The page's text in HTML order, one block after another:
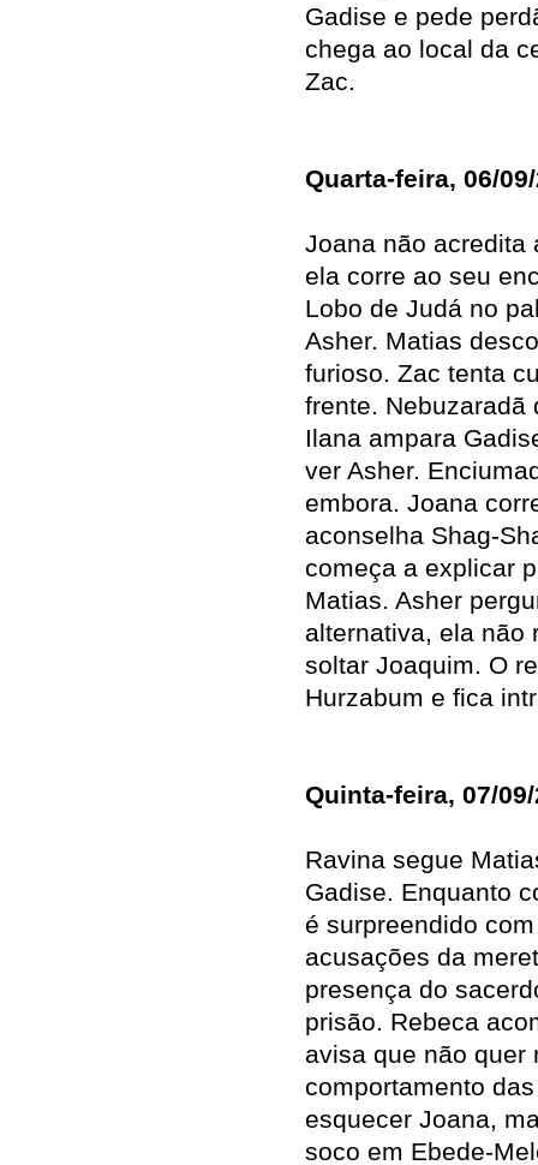
Gadise e pede
chega ao local da
Zac.
Quarta-feira, 06/
Joana não acredita
ela corre ao seu
Lobo de Judá no
Asher. Matias
furioso. Zac tenta
frente. Nebuzaradã
Ilana ampara
ver Asher.
embora. Joana
aconselha Shag-
começa a explicar
Matias. Asher
alternativa, ela não
soltar Joaquim. O
Hurzabum e fica
Quinta-feira, 07/
Ravina segue
Gadise. Enquanto
é surpreendido
acusações da
presença do
prisão. Rebeca
avisa que não quer
comportamento
esquecer Joana,
soco em Ebede-